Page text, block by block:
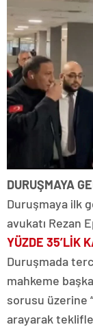
DURUŞMAYA
Duruşmaya ilk
avukatı Rezan
YÜZDE 35’LİK
Duruşmada
mahkeme
sorusu üzerine
arayarak